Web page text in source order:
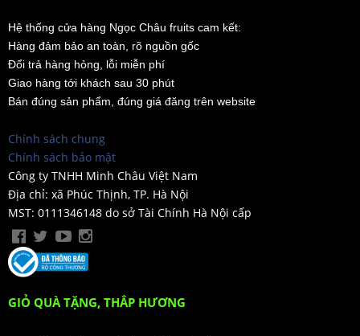
Hệ thống cửa hàng Ngọc Châu fruits cam kết:
Hàng đảm bảo an toàn, rõ nguồn gốc
Đổi trả hàng hỏng, lỗi miễn phí
Giao hàng tới khách sau 30 phút
Bán đúng sản phẩm, đúng giá đăng trên website
Chính sách chung
Chính sách bảo mật
Công ty TNHH Minh Châu Việt Nam
Địa chỉ: xã Phúc Thịnh, TP. Hà Nội
MST: 0111346148 do sở Tài Chính Hà Nội cấp
GIỎ QUÀ TẶNG, THẮP HƯƠNG